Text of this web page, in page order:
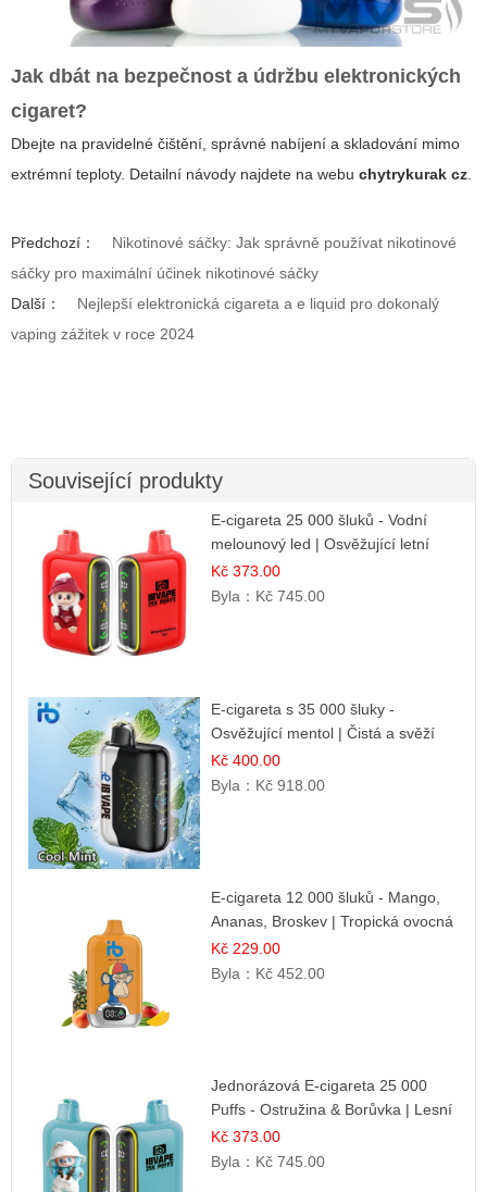
Jak dbát na bezpečnost a údržbu elektronických
cigaret?
Dbejte na pravidelné čištění, správné nabíjení a skladování mimo
extrémní teploty. Detailní návody najdete na webu chytrykurak cz
Předchozí：
Nikotinové sáčky: Jak správně používat nikotinové
sáčky pro maximální účinek nikotinové sáčky
Další：
Nejlepší elektronická cigareta a e liquid pro dokonalý
vaping zážitek v roce 2024
Související produkty
E-cigareta 25 000 šluků - Vodní
melounový led | Osvěžující letní
příchuť
Kč 373.00
Byla： Kč 745.00
E-cigareta s 35 000 šluky -
Osvěžující mentol | Čistá a svěží
chuť
Kč 400.00
Byla： Kč 918.00
E-cigareta 12 000 šluků - Mango,
Ananas, Broskev | Tropická ovocná
směs
Kč 229.00
Byla： Kč 452.00
Jednorázová E-cigareta 25 000
Puffs - Ostružina & Borůvka | Lesní
ovocná směs
Kč 373.00
Byla： Kč 745.00